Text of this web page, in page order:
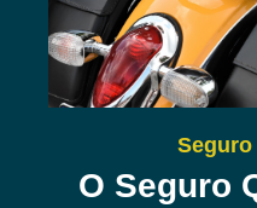
Seguro
O Seguro